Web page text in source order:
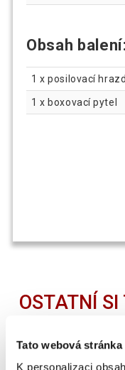
Tato webová
K personalizaci
Obsah balení:
1 x posilovací
1 x boxovací pytel
OSTATNÍ SI